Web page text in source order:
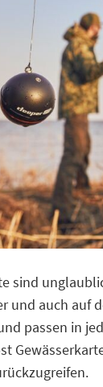
sind
und auch auf
passen in